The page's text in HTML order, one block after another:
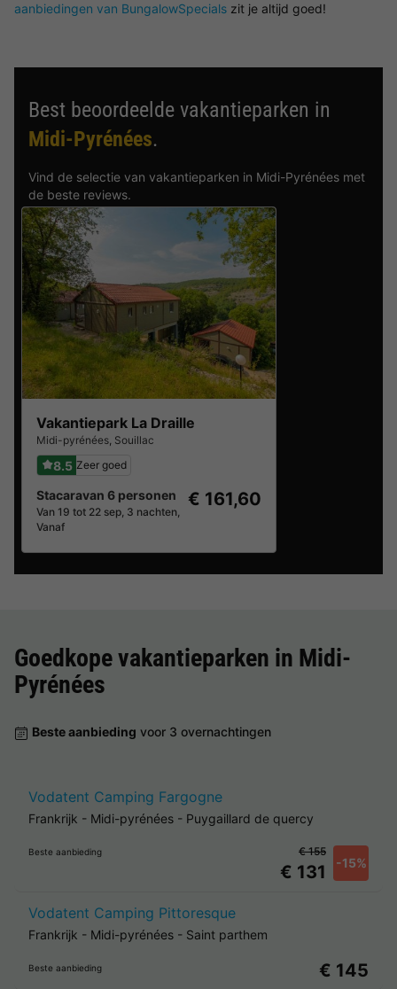
aanbiedingen van BungalowSpecials zit je altijd goed!
Best beoordeelde vakantieparken in
Midi-Pyrénées.
Vind de selectie van vakantieparken in Midi-Pyrénées met
de beste reviews.
Vakantiepark La Draille
Midi-pyrénées, Souillac
8.5 Zeer goed
Stacaravan 6 personen
Van 19 tot 22 sep, 3 nachten,
Vanaf
€ 161,60
Goedkope vakantieparken in Midi-
Pyrénées
Beste aanbieding voor 3 overnachtingen
Vodatent Camping Fargogne
Frankrijk - Midi-pyrénées - Puygaillard de quercy
Beste aanbieding
€ 131 -15%
€ 155
Vodatent Camping Pittoresque
Frankrijk - Midi-pyrénées - Saint parthem
Beste aanbieding € 145